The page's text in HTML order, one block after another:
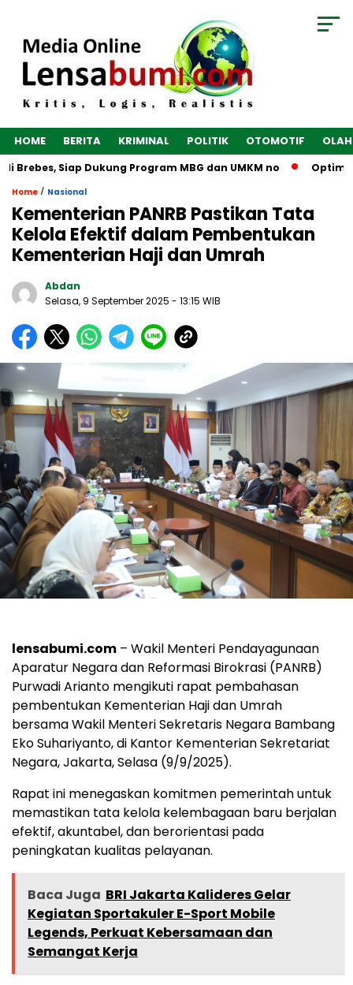
HOME BERITA KRIMINAL POLITIK OTOMOTIF
Siap Dukung Program MBG dan UMKM no
Home / Nasional
Kementerian PANRB Pastikan Tata
Kelola Efektif dalam Pembentukan
Kementerian Haji dan Umrah
Abdan
Selasa, 9 September 2025 - 13:15 WIB
lensabumi.com – Wakil Menteri Pendayagunaan
Aparatur Negara dan Reformasi Birokrasi (PANRB)
Purwadi Arianto mengikuti rapat pembahasan
pembentukan Kementerian Haji dan Umrah
bersama Wakil Menteri Sekretaris Negara Bambang
Eko Suhariyanto, di Kantor Kementerian Sekretariat
Negara, Jakarta, Selasa (9/9/2025).
Rapat ini menegaskan komitmen pemerintah untuk
memastikan tata kelola kelembagaan baru berjalan
efektif, akuntabel, dan berorientasi pada
peningkatan kualitas pelayanan.
Baca Juga BRI Jakarta Kalideres Gelar
Kegiatan Sportakuler E-Sport Mobile
Legends, Perkuat Kebersamaan dan
Semangat Kerja